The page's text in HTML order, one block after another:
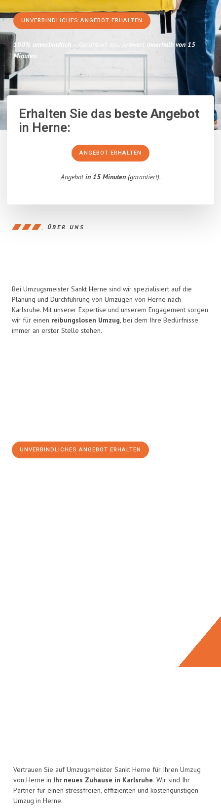
UNVERBINDLICHES ANGEBOT ERHALTEN
100% unverbindlich – Garantiert eine Antwort innerhalb von 15
Minuten.
Erhalten Sie dasbeste Angebot
in Herne:
ANGEBOT ERHALTEN
Angebotin 15 Minuten(garantiert).
ÜBER UNS
Bei Umzugsmeister Sankt Herne sind wir spezialisiert auf die
Planung und Durchführung von Umzügen von Herne nach
Karlsruhe. Mit unserer Expertise und unserem Engagement sorgen
wir für einen reibungslosen Umzug, bei dem Ihre Bedürfnisse
immer an erster Stelle stehen.
UNVERBINDLICHES ANGEBOT ERHALTEN
Vertrauen Sie auf Umzugsmeister Sankt Herne für Ihren Umzug
von Herne in Ihr neues Zuhause in Karlsruhe. Wir sind Ihr
Partner für einen stressfreien, effizienten und kostengünstigen
Umzug in Herne.